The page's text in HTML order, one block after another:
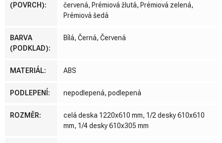
(POVRCH):
červená, Prémiová žlutá, Prémiová zelená,
Prémiová šedá
BARVA
(PODKLAD):
Bílá, Černá, Červená
MATERIÁL: ABS
PODLEPENÍ: nepodlepená, podlepená
ROZMĚR:
celá deska 1220x610 mm, 1/2 desky 610x610
mm, 1/4 desky 610x305 mm